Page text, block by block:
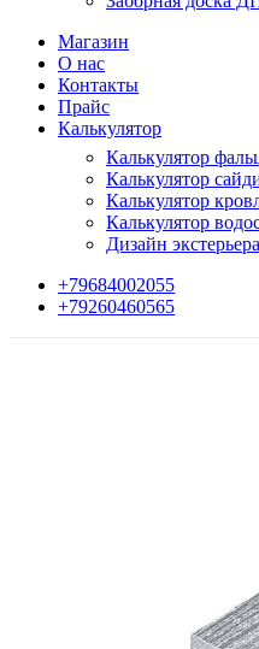
Магазин
О нас
Контакты
Прайс
Калькулятор
Калькулятор
Калькулятор
Калькулятор
Калькулятор
Дизайн
+79684002055
+79260460565